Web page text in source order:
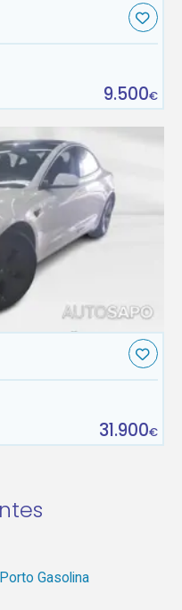
9.500€
31.900€
Gasolina